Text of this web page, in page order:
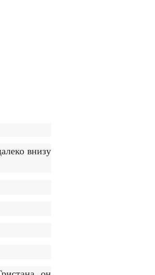
внизу